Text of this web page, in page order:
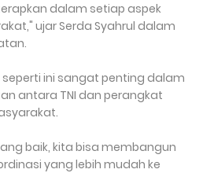
dalam setiap aspek
ujar Serda Syahrul dalam
ini sangat penting dalam
antara TNI dan perangkat
baik, kita bisa membangun
yang lebih mudah ke